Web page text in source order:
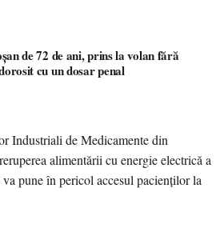
de 72 de ani, prins la volan fără
cu un dosar penal